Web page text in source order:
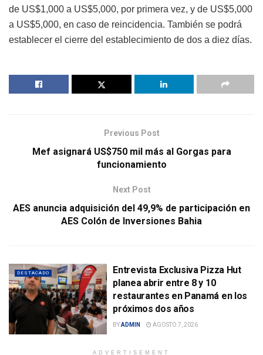
de US$1,000 a US$5,000, por primera vez, y de US$5,000
a US$5,000, en caso de reincidencia. También se podrá
establecer el cierre del establecimiento de dos a diez días.
Previous Post
Mef asignará US$750 mil más al Gorgas para
funcionamiento
Next Post
AES anuncia adquisición del 49,9% de participación en
AES Colón de Inversiones Bahia
DESTACADO
Entrevista Exclusiva Pizza Hut
planea abrir entre 8 y 10
restaurantes en Panamá en los
próximos dos años
BYADMIN AGOSTO 7, 2026
ADVERTISEMENT